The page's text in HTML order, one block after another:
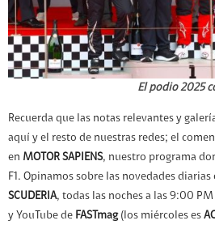
El podio 2025
Recuerda que las notas relevantes y
aquí y el resto de nuestras redes; el
en MOTOR SAPIENS, nuestro programa
F1. Opinamos sobre las novedades
SCUDERIA, todas las noches a las 9:00
y YouTube de FASTmag(los miércoles es